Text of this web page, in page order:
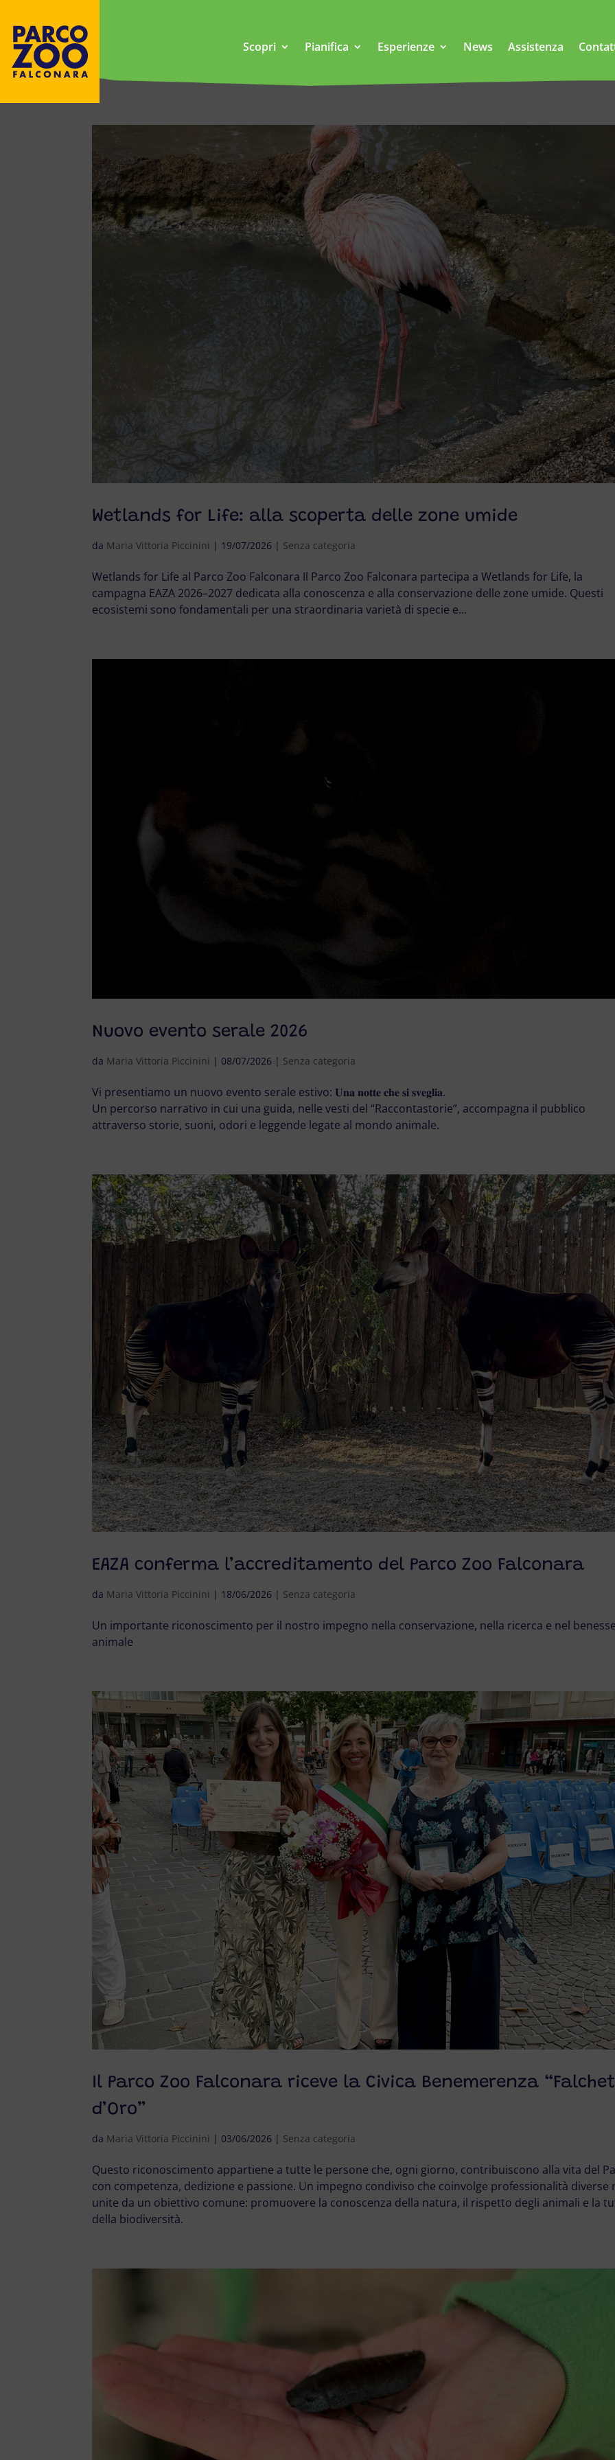
Scopri Pianifica Esperienze News Assistenza
Wetlands for Life: alla scoperta delle zone umide
da Maria Vittoria Piccinini | 19/07/2026 | Senza categoria
Wetlands for Life al Parco Zoo Falconara Il Parco Zoo Falconara partecipa a Wetlands for Life, la
campagna EAZA 2026–2027 dedicata alla conoscenza e alla conservazione delle zone umide. Questi
ecosistemi sono fondamentali per una straordinaria varietà di specie e...
Nuovo evento serale 2026
da Maria Vittoria Piccinini | 08/07/2026 | Senza categoria
Vi presentiamo un nuovo evento serale estivo: 𝐔𝐧𝐚 𝐧𝐨𝐭𝐭𝐞 𝐜𝐡𝐞 𝐬𝐢 𝐬𝐯𝐞𝐠𝐥𝐢𝐚.
Un percorso narrativo in cui una guida, nelle vesti del “Raccontastorie”, accompagna il pubblico
attraverso storie, suoni, odori e leggende legate al mondo animale.
EAZA conferma l’accreditamento del Parco Zoo Falconara
da Maria Vittoria Piccinini | 18/06/2026 | Senza categoria
Un importante riconoscimento per il nostro impegno nella conservazione, nella ricerca e nel
animale
Il Parco Zoo Falconara riceve la Civica Benemerenza
d’Oro”
da Maria Vittoria Piccinini | 03/06/2026 | Senza categoria
Questo riconoscimento appartiene a tutte le persone che, ogni giorno, contribuiscono alla vita del
con competenza, dedizione e passione. Un impegno condiviso che coinvolge professionalità diverse
unite da un obiettivo comune: promuovere la conoscenza della natura, il rispetto degli animali e la
della biodiversità.